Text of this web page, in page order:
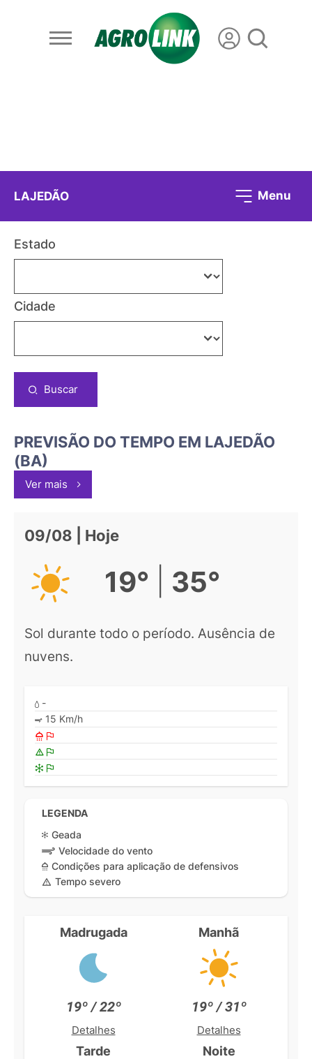
LAJEDÃO Menu
Estado
Cidade
Buscar
PREVISÃO DO TEMPO EM LAJEDÃO
(BA)
Ver mais
09/08 | Hoje
19° 35°
Sol durante todo o período. Ausência de
nuvens.
-
15 Km/h
LEGENDA
Geada
Velocidade do vento
Condições para aplicação de defensivos
Tempo severo
Madrugada
19º / 22º
Detalhes
Manhã
19º / 31º
Detalhes
Tarde Noite